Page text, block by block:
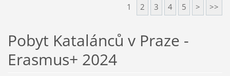
1 2 3 4 5 > >>
Pobyt Katalánců v Praze -
Erasmus+ 2024